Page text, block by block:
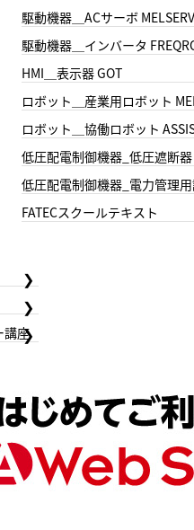
駆動機器＿ACサーボ
駆動機器＿インバータ
HMI＿表示器 GOT
ロボット＿産業用ロボット
ロボット＿協働ロボット
低圧配電制御機器_低圧遮断器
低圧配電制御機器_電力管理
FATECスクールテキスト
講座